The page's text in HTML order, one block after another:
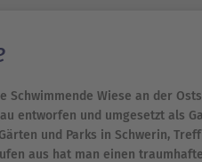
Wiese an der
entworfen und umgesetzt als
und Parks in Schwerin,
aus hat man einen